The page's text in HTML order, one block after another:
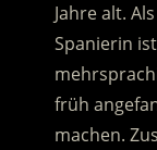
Jahre alt.
Spanierin
früh
machen.